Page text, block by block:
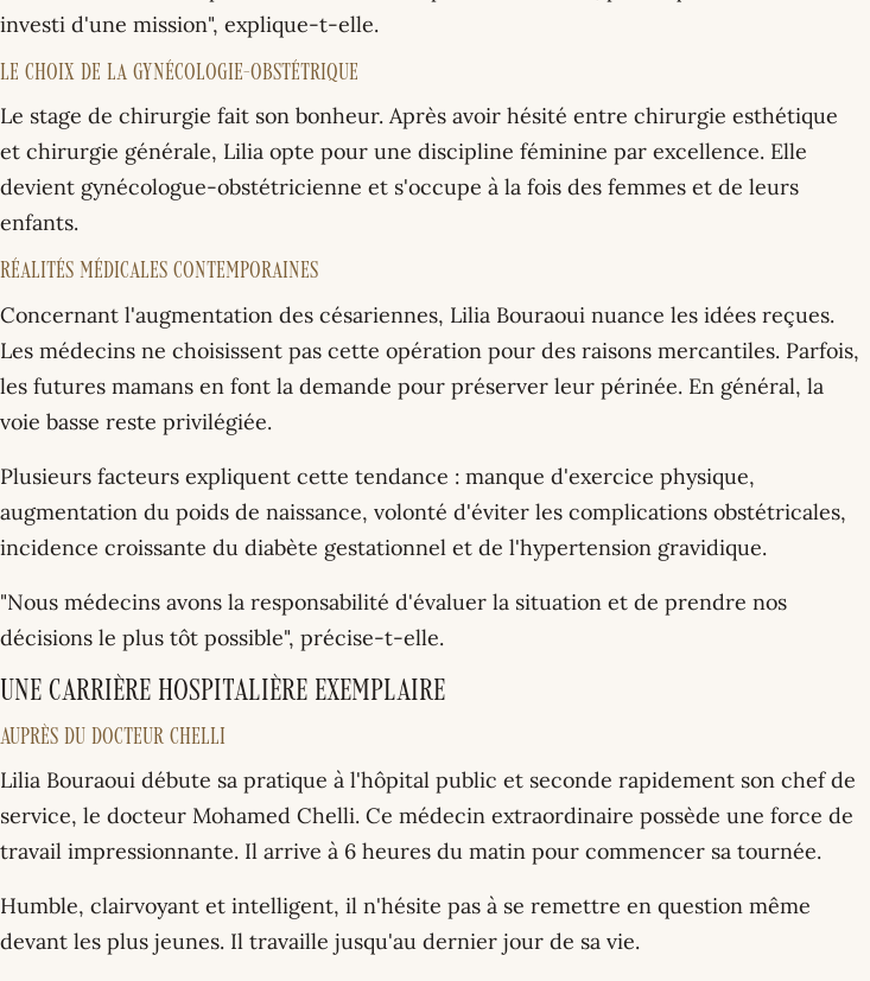
investi d'une mission", explique-t-elle.
Le choix de la gynécologie-obstétrique
Le stage de chirurgie fait son bonheur. Après avoir hésité entre chirurgie esthétique
et chirurgie générale, Lilia opte pour une discipline féminine par excellence. Elle
devient gynécologue-obstétricienne et s'occupe à la fois des femmes et de leurs
enfants.
Réalités médicales contemporaines
Concernant l'augmentation des césariennes, Lilia Bouraoui nuance les idées reçues.
Les médecins ne choisissent pas cette opération pour des raisons mercantiles. Parfois,
les futures mamans en font la demande pour préserver leur périnée. En général, la
voie basse reste privilégiée.
Plusieurs facteurs expliquent cette tendance : manque d'exercice physique,
augmentation du poids de naissance, volonté d'éviter les complications obstétricales,
incidence croissante du diabète gestationnel et de l'hypertension gravidique.
"Nous médecins avons la responsabilité d'évaluer la situation et de prendre nos
décisions le plus tôt possible", précise-t-elle.
Une carrière hospitalière exemplaire
Auprès du docteur Chelli
Lilia Bouraoui débute sa pratique à l'hôpital public et seconde rapidement son chef de
service, le docteur Mohamed Chelli. Ce médecin extraordinaire possède une force de
travail impressionnante. Il arrive à 6 heures du matin pour commencer sa tournée.
Humble, clairvoyant et intelligent, il n'hésite pas à se remettre en question même
devant les plus jeunes. Il travaille jusqu'au dernier jour de sa vie.